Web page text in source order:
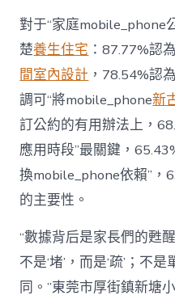
對于“家庭mobile_phone
楚養生住宅 ：87.77%認
間室內設計 ，78.54%認
調可“將mobile_phone新
訂公約的有用辦法上，
應用時段”最關鍵，
換mobile_phone依賴”，
的主要性。
“數據背后是家長們的甦
不是‘堵’，而是‘疏’；不
同。”東莞市厚街鎮新塘